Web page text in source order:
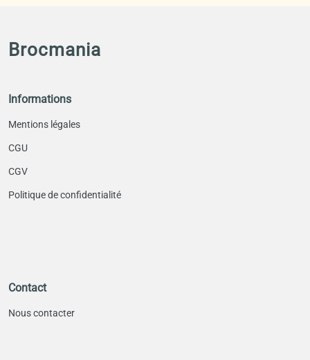
Brocmania
Informations
Mentions légales
CGU
CGV
Politique de confidentialité
Contact
Nous contacter